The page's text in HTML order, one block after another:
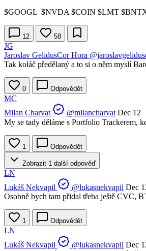
$GOOGL $NVDA $COIN $LMT
12 58
JG
Jaroslav GelidusCor Hora
Tak koláč předělaný a to si o něm myslí
0 Odpovědět
MC
Milan Charvat
@milancharvat Dec 12
My se tady děláme s Portfolio Trackerem,
1 Odpovědět
Zobrazit 1 další odpověď
LN
Lukáš Nekvapil
@lukasnekvapil Dec
Osobně bych tam přidal třeba ještě CVC,
1 Odpovědět
LN
Lukáš Nekvapil
@lukasnekvapil Dec